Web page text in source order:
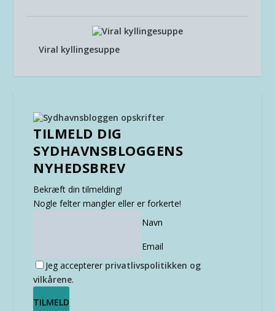
Viral kyllingesuppe
TILMELD DIG
SYDHAVNSBLOGGENS
NYHEDSBREV
Bekræft din tilmelding!
Nogle felter mangler eller er forkerte!
Navn
Email
Jeg accepterer privatlivspolitikken og
vilkårene.